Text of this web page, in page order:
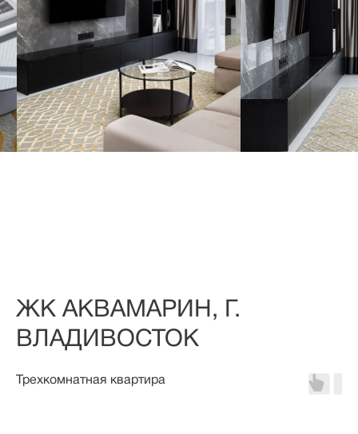
ЖК АКВАМАРИН, Г.
ВЛАДИВОСТОК
Трехкомнатная квартира